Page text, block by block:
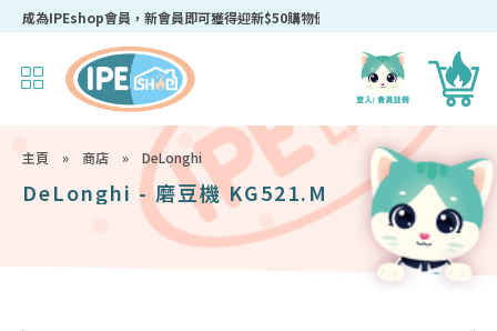
成為IPEshop會員，新會員即可獲得迎新$50購物優惠碼！
主頁 » 商店 » DeLonghi
DeLonghi - 磨豆機 KG521.M